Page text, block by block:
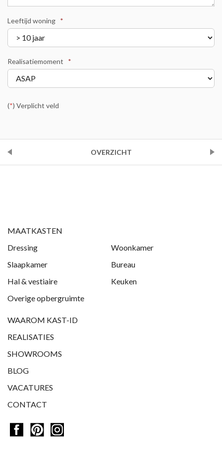
Leeftijd woning *
Realisatiemoment *
(*) Verplicht veld
OVERZICHT
MAATKASTEN
Dressing
Woonkamer
Slaapkamer
Bureau
Hal & vestiaire
Keuken
Overige opbergruimte
WAAROM KAST-ID
REALISATIES
SHOWROOMS
BLOG
VACATURES
CONTACT